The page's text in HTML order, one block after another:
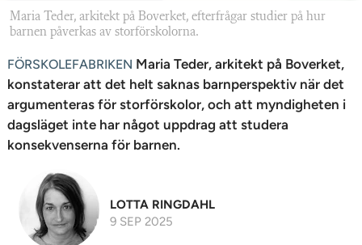
Maria Teder, arkitekt på Boverket, efterfrågar studier på hur
barnen påverkas av storförskolorna.
FÖRSKOLEFABRIKEN Maria Teder, arkitekt på Boverket,
konstaterar att det helt saknas barnperspektiv när det
argumenteras för storförskolor, och att myndigheten i
dagsläget inte har något uppdrag att studera
konsekvenserna för barnen.
LOTTA RINGDAHL
9 SEP 2025